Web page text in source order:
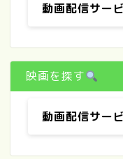
動画配信サー
映画を探す
動画配信サー